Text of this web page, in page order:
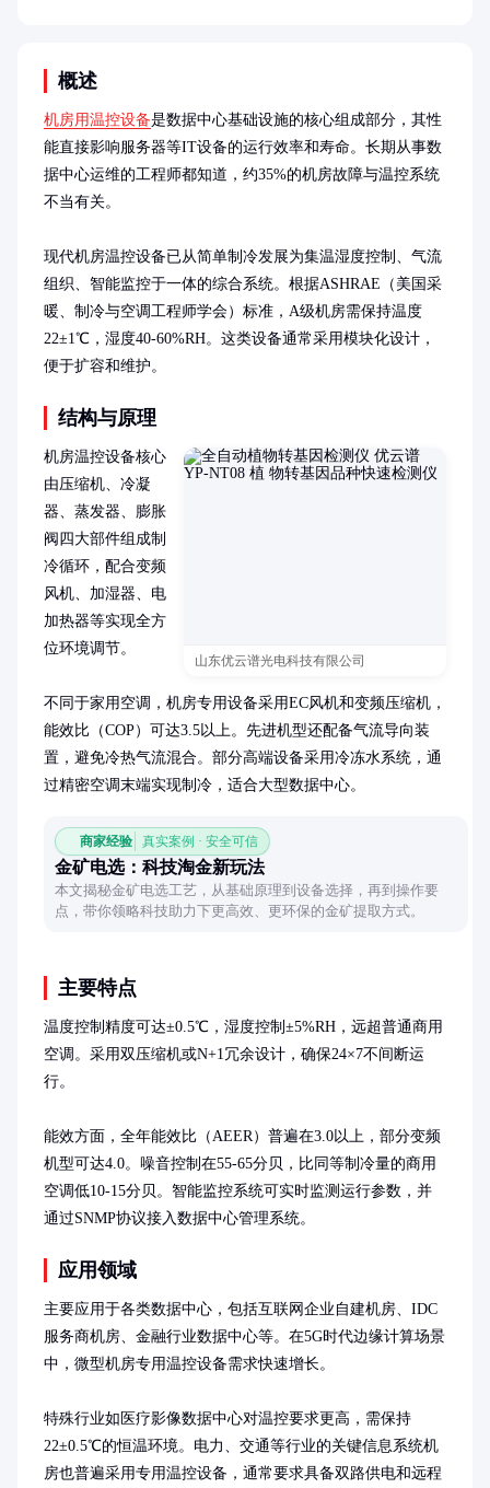
概述
机房用温控设备是数据中心基础设施的核心组成部分，其性
能直接影响服务器等IT设备的运行效率和寿命。长期从事数
据中心运维的工程师都知道，约35%的机房故障与温控系统
不当有关。
现代机房温控设备已从简单制冷发展为集温湿度控制、气流
组织、智能监控于一体的综合系统。根据ASHRAE（美国采
暖、制冷与空调工程师学会）标准，A级机房需保持温度
22±1℃，湿度40-60%RH。这类设备通常采用模块化设计，
便于扩容和维护。
结构与原理
山东优云谱光电科技有限公司
机房温控设备核心
由压缩机、冷凝
器、蒸发器、膨胀
阀四大部件组成制
冷循环，配合变频
风机、加湿器、电
加热器等实现全方
位环境调节。
不同于家用空调，机房专用设备采用EC风机和变频压缩机，
能效比（COP）可达3.5以上。先进机型还配备气流导向装
置，避免冷热气流混合。部分高端设备采用冷冻水系统，通
过精密空调末端实现制冷，适合大型数据中心。
商家经验 真实案例 · 安全可信
金矿电选：科技淘金新玩法
本文揭秘金矿电选工艺，从基础原理到设备选择，再到操作要
点，带你领略科技助力下更高效、更环保的金矿提取方式。
主要特点
温度控制精度可达±0.5℃，湿度控制±5%RH，远超普通商用
空调。采用双压缩机或N+1冗余设计，确保24×7不间断运
行。
能效方面，全年能效比（AEER）普遍在3.0以上，部分变频
机型可达4.0。噪音控制在55-65分贝，比同等制冷量的商用
空调低10-15分贝。智能监控系统可实时监测运行参数，并
通过SNMP协议接入数据中心管理系统。
应用领域
主要应用于各类数据中心，包括互联网企业自建机房、IDC
服务商机房、金融行业数据中心等。在5G时代边缘计算场景
中，微型机房专用温控设备需求快速增长。
特殊行业如医疗影像数据中心对温控要求更高，需保持
22±0.5℃的恒温环境。电力、交通等行业的关键信息系统机
房也普遍采用专用温控设备，通常要求具备双路供电和远程